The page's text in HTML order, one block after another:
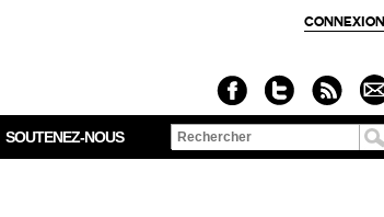
CONNEXION
SOUTENEZ-NOUS
Formulaire de